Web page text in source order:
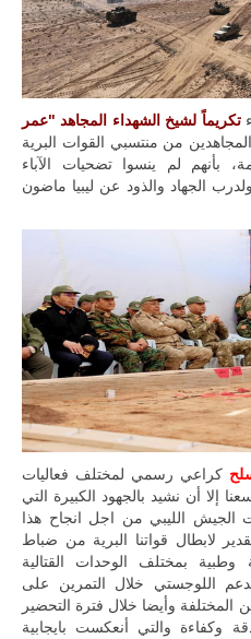
تكريماً لشيخ الشهداء المجاهد "عمر
من منتسبي القوات البرية
بأنهم لم ينسوا تضحيات الآباء
الجهاد والذود عن ليبيا ماضون
كراعي رسمي لمختلف فعاليات
إلا أن نشيد بالجهود الكبيرة التي
الجيش الليبي من اجل انجاح هذا
لابطال قواتنا البرية من ضباط
بمختلف الوحدات القتالية
اللوجستي خلال التمرين على
المختلفة وأيضا خلال فترة التحضير
وكفاءة والتي أنعكست بايجابية